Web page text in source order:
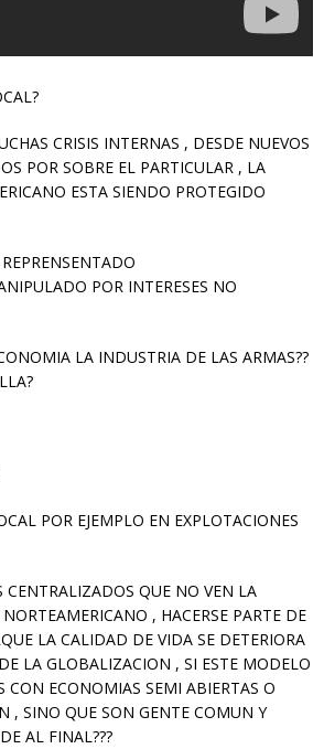
CRISIS INTERNAS , DESDE NUEVOS
POR SOBRE EL PARTICULAR , LA
ESTA SIENDO PROTEGIDO
POR INTERESES NO
LA INDUSTRIA DE LAS ARMAS??
POR EJEMPLO EN EXPLOTACIONES
CENTRALIZADOS QUE NO VEN LA
, HACERSE PARTE DE
LA CALIDAD DE VIDA SE DETERIORA
LA GLOBALIZACION , SI ESTE MODELO
ECONOMIAS SEMI ABIERTAS O
, SINO QUE SON GENTE COMUN Y
AL FINAL???